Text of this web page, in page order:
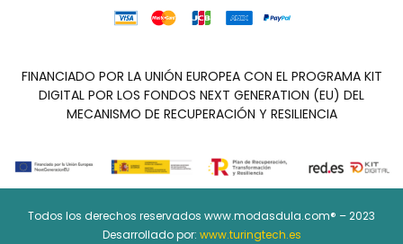
FINANCIADO POR LA UNIÓN EUROPEA CON EL PROGRAMA KIT
DIGITAL POR LOS FONDOS NEXT GENERATION (EU) DEL
MECANISMO DE RECUPERACIÓN Y RESILIENCIA
Todos los derechos reservados www.modasdula.com® – 2023
Desarrollado por: www.turingtech.es